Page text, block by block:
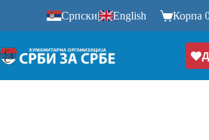
Српски| English Корпа